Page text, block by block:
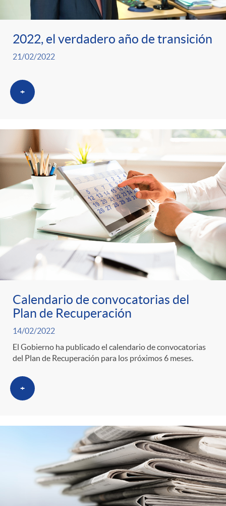
2022, el verdadero año de transición
21/02/2022
+
Calendario de convocatorias del
Plan de Recuperación
14/02/2022
El Gobierno ha publicado el calendario de convocatorias
del Plan de Recuperación para los próximos 6 meses.
+